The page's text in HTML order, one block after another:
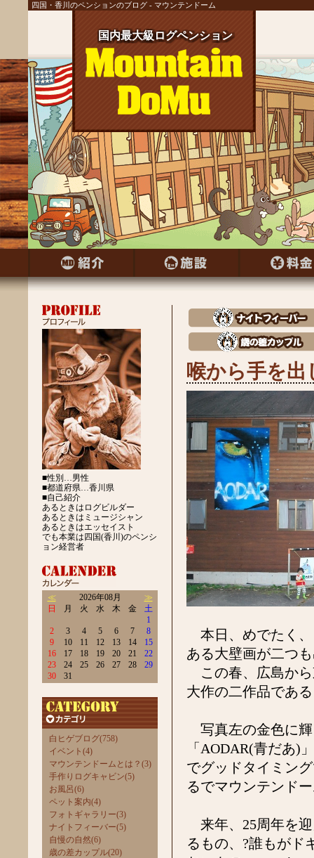
四国・香川のペンションのブログ - マウンテンドーム
国内最大級ログペンション
国内最大級ログペンション
国内最大級ログペンション
国内最大級ログペンション
国内最大級ログペンション
国内最大級ログペンション
国内最大級ログペンション
国内最大級ログペンション
国内最大級ログペンション
国内最大級ログペンション
国内最大級ログペンション
国内最大級ログペンション
国内最大級ログペンション
国内最大級ログペンション
国内最大級ログペンション
国内最大級ログペンション
国内最大級ログペンション
国内最大級ログペンション
国内最大級ログペンション
国内最大級ログペンション
国内最大級ログペンション
国内最大級ログペンション
国内最大級ログペンション
国内最大級ログペンション
国内最大級ログペンション
■性別…男性
■都道府県…香川県
■自己紹介
あるときはログビルダー
あるときはミュージシャン
あるときはエッセイスト
でも本業は四国(香川)のペンシ
ョン経営者
≪ 2026年08月
≫
日
月 火 水 木 金
土
1
2
3 4 5 6 7
8
9
10 11 12 13 14
15
16
17 18 19 20 21
22
23
24 25 26 27 28
29
30
31
白ヒゲブログ(758)
イベント(4)
マウンテンドームとは？(3)
手作りログキャビン(5)
お風呂(6)
ペット案内(4)
フォトギャラリー(3)
ナイトフィーバー(5)
自慢の自然(6)
歳の差カップル(20)
喉から手を出
本日、めでたく、
ある大壁画が二つ
この春、広島から
大作の二作品であ
写真左の金色に輝
「AODAR(青だあ)
でグッドタイミン
るでマウンテンド
来年、25周年を迎
るもの、?誰もがド